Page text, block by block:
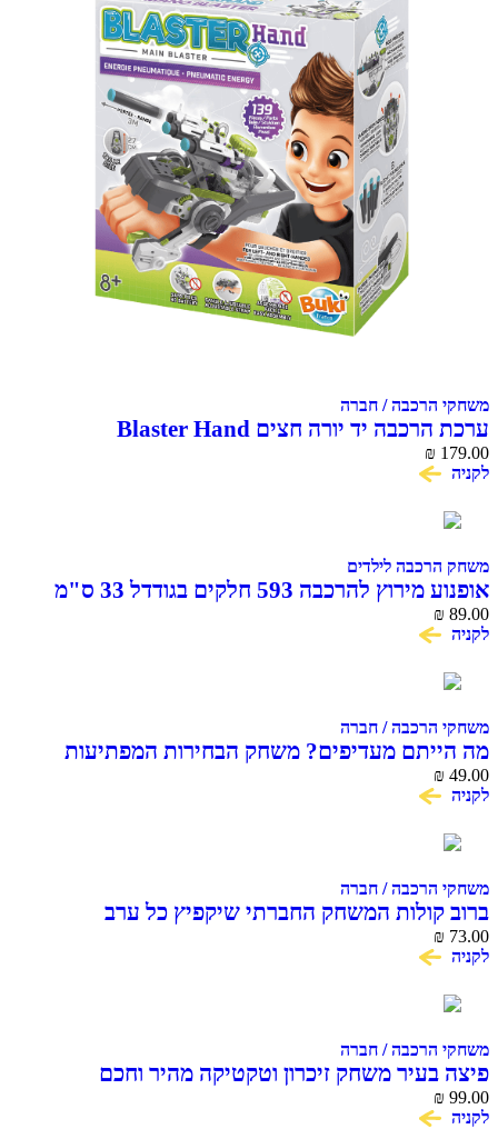
משחקי הרכבה / חברה
ערכת הרכבה יד יורה חצים Blaster Hand
₪ 179.00
לקניה
משחק הרכבה לילדים
אופנוע מירוץ להרכבה 593 חלקים בגודדל 33 ס"מ
COME ALIVE
₪ 89.00
לקניה
משחקי הרכבה / חברה
מה הייתם מעדיפים? משחק הבחירות המפתיעות
והמצחיקות
₪ 49.00
לקניה
משחקי הרכבה / חברה
ברוב קולות המשחק החברתי שיקפיץ כל ערב
₪ 73.00
לקניה
משחקי הרכבה / חברה
פיצה בעיר משחק זיכרון וטקטיקה מהיר וחכם
₪ 99.00
לקניה